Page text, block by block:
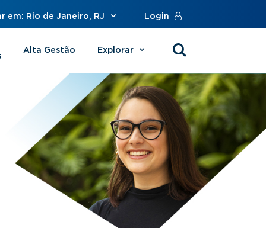
em: Rio de Janeiro, RJ Login
Alta Gestão Explorar